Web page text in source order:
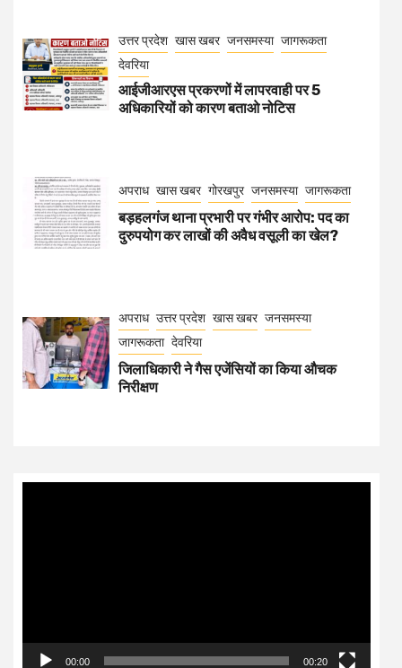
उत्तर प्रदेश खास खबर जनसमस्या जागरूकता
देवरिया
आईजीआरएस प्रकरणों में लापरवाही पर 5
अधिकारियों को कारण बताओ नोटिस
अपराध खास खबर गोरखपुर जनसमस्या जागरूकता
बड़हलगंज थाना प्रभारी पर गंभीर आरोप: पद का
दुरुपयोग कर लाखों की अवैध वसूली का खेल?
अपराध उत्तर प्रदेश खास खबर जनसमस्या
जागरूकता देवरिया
जिलाधिकारी ने गैस एजेंसियों का किया औचक
निरीक्षण
00:00 00:20